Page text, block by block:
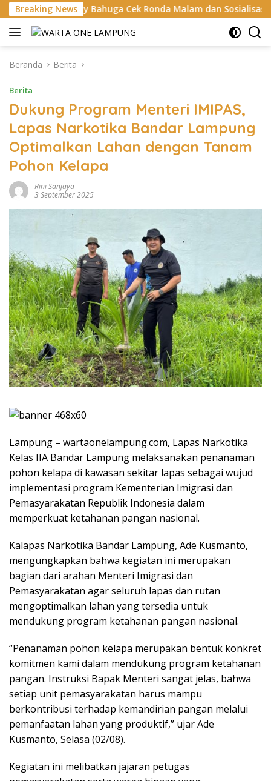
Langsung
ke
konten
Breaking News
Bahuga Cek Ronda Malam dan Sosialisasi Layanan 110
Beranda Berita
Berita
Dukung Program Menteri IMIPAS,
Lapas Narkotika Bandar Lampung
Optimalkan Lahan dengan Tanam
Pohon Kelapa
Rini Sanjaya
3 September 2025
Lampung – wartaonelampung.com, Lapas Narkotika
Kelas IIA Bandar Lampung melaksanakan penanaman
pohon kelapa di kawasan sekitar lapas sebagai wujud
implementasi program Kementerian Imigrasi dan
Pemasyarakatan Republik Indonesia dalam
memperkuat ketahanan pangan nasional.
Kalapas Narkotika Bandar Lampung, Ade Kusmanto,
mengungkapkan bahwa kegiatan ini merupakan
bagian dari arahan Menteri Imigrasi dan
Pemasyarakatan agar seluruh lapas dan rutan
mengoptimalkan lahan yang tersedia untuk
mendukung program ketahanan pangan nasional.
“Penanaman pohon kelapa merupakan bentuk konkret
komitmen kami dalam mendukung program ketahanan
pangan. Instruksi Bapak Menteri sangat jelas, bahwa
setiap unit pemasyarakatan harus mampu
berkontribusi terhadap kemandirian pangan melalui
pemanfaatan lahan yang produktif,” ujar Ade
Kusmanto, Selasa (02/08).
Kegiatan ini melibatkan jajaran petugas